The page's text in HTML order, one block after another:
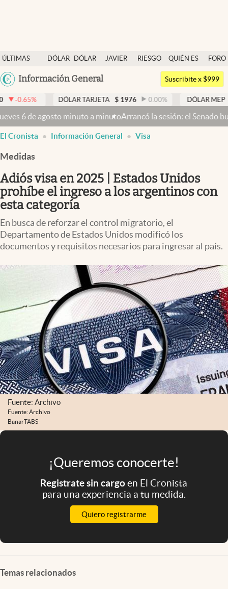
ÚLTIMAS
NOTICIAS
DÓLAR
DÓLAR
JAVIER
RIESGO
QUIÉN ES
QUIÉN
FORO
Argentina
México
Información General
Dólar
Members
Economía y Política
Finanzas y Mercados
Mercados Online
Negocios
Columnistas
Otras secciones
Infotechnology
Eventos Corporativos
El Cronista Studio
Mediakit
abre en nueva pestaña
Argentina
Suscribite x $999
DÓLAR TARJETA $ 1976 0.00 % DÓLAR MEP 1521,01
Arrancó la sesión: el Senado busca aprobar la Ley de
El Cronista Información General Visa
Medidas
Adiós visa en 2025 | Estados Unidos
prohíbe el ingreso a los argentinos con
esta categoría
En busca de reforzar el control migratorio, el
Departamento de Estados Unidos modificó los
documentos y requisitos necesarios para ingresar al país.
Fuente: Archivo
Fuente: Archivo
BanarTABS
¡Queremos conocerte!
Registrate sin cargoen El Cronista
para una experiencia a tu medida.
Quiero registrarme
Temas relacionados